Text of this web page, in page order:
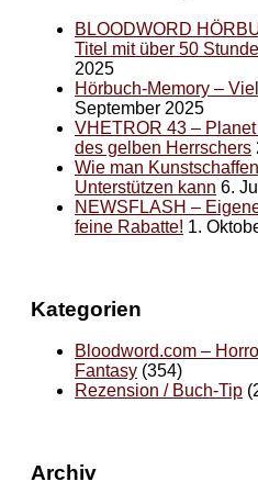
BLOODWORD
Titel mit über 50
2025
Hörbuch-Memory –
September 2025
VHETROR 43 –
des gelben Herrschers
Wie man
Unterstützen kann 6.
NEWSFLASH –
feine Rabatte! 1.
Kategorien
Bloodword.com –
Fantasy (354)
Rezension / Buch-Tip
Archiv